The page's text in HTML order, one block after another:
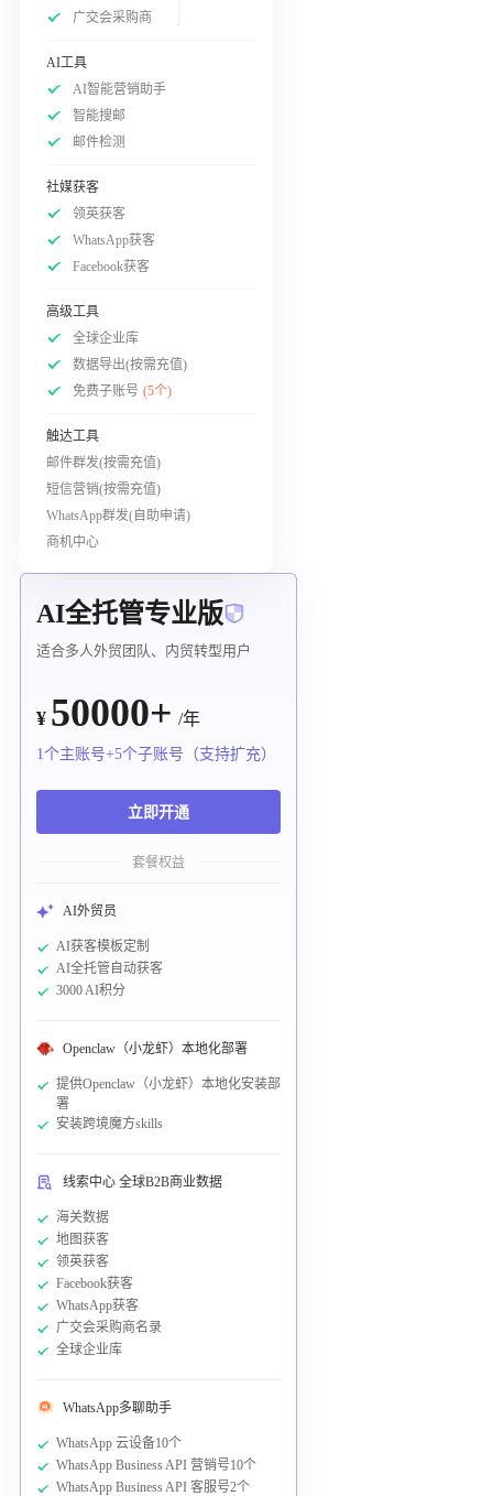
广交会采购商
AI工具
AI智能营销助手
智能搜邮
邮件检测
社媒获客
领英获客
WhatsApp获客
Facebook获客
高级工具
全球企业库
数据导出(按需充值)
免费子账号 (5个)
触达工具
邮件群发(按需充值)
短信营销(按需充值)
WhatsApp群发(自助申请)
商机中心
AI全托管专业版
适合多人外贸团队、内贸转型用户
¥ 50000+ /年
1个主账号+5个子账号（支持扩充）
立即开通
套餐权益
AI外贸员
AI获客模板定制
AI全托管自动获客
3000 AI积分
Openclaw（小龙虾）本地化部署
提供Openclaw（小龙虾）本地化安装部
署
安装跨境魔方skills
线索中心 全球B2B商业数据
海关数据
地图获客
领英获客
Facebook获客
WhatsApp获客
广交会采购商名录
全球企业库
WhatsApp多聊助手
WhatsApp 云设备10个
WhatsApp Business API 营销号10个
WhatsApp Business API 客服号2个